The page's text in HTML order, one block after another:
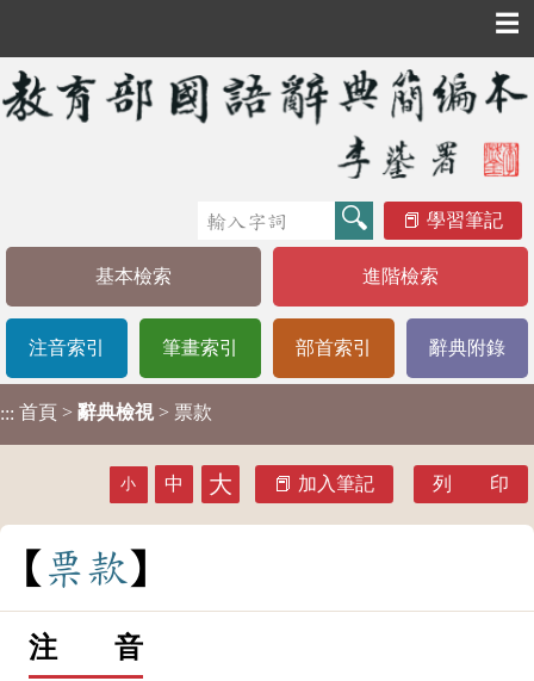
☰
學習筆記
基本檢索 進階檢索
注音索引 筆畫索引 部首索引 辭典附錄
::: 首頁 > 辭典檢視 > 票款
小 中 大 加入筆記 列 印
票款
注 音